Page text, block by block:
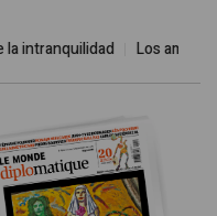
intranquilidad Los amos